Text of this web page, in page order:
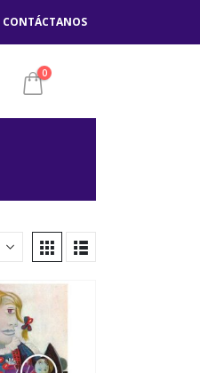
CONTÁCTANOS
0